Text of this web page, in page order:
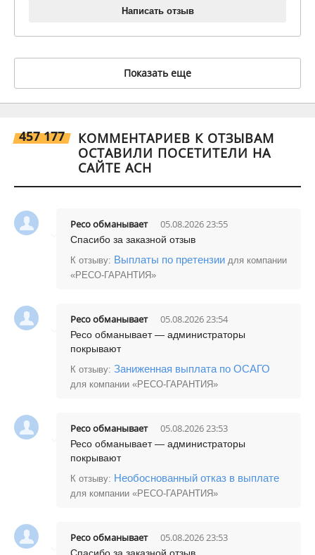
Написать отзыв
Показать еще
457 177
КОММЕНТАРИЕВ К ОТЗЫВАМ
ОСТАВИЛИ ПОСЕТИТЕЛИ НА
САЙТЕ АСН
Ресо обманываeт 05.08.2026 23:55
Спасибо за заказной отзыв
К отзыву: Выплаты по претензии для компании
«РЕСО-ГАРАНТИЯ»
Ресо обманываeт 05.08.2026 23:54
Ресо обманывает — администраторы
покрывают
К отзыву: Заниженная выплата по ОСАГО
для компании «РЕСО-ГАРАНТИЯ»
Ресо обманываeт 05.08.2026 23:53
Ресо обманывает — администраторы
покрывают
К отзыву: Необоснованный отказ в выплате
для компании «РЕСО-ГАРАНТИЯ»
Ресо обманываeт 05.08.2026 23:53